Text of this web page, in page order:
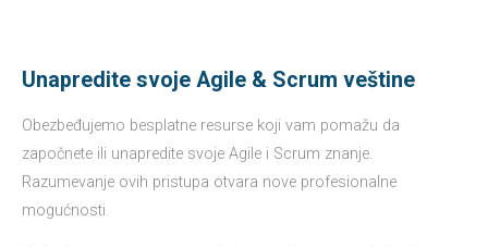
Unapredite svoje Agile & Scrum veštine
Obezbeđujemo besplatne resurse koji vam pomažu da
započnete ili unapredite svoje Agile i Scrum znanje.
Razumevanje ovih pristupa otvara nove profesionalne
mogućnosti.